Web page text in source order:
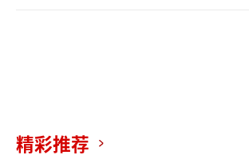
精彩推荐